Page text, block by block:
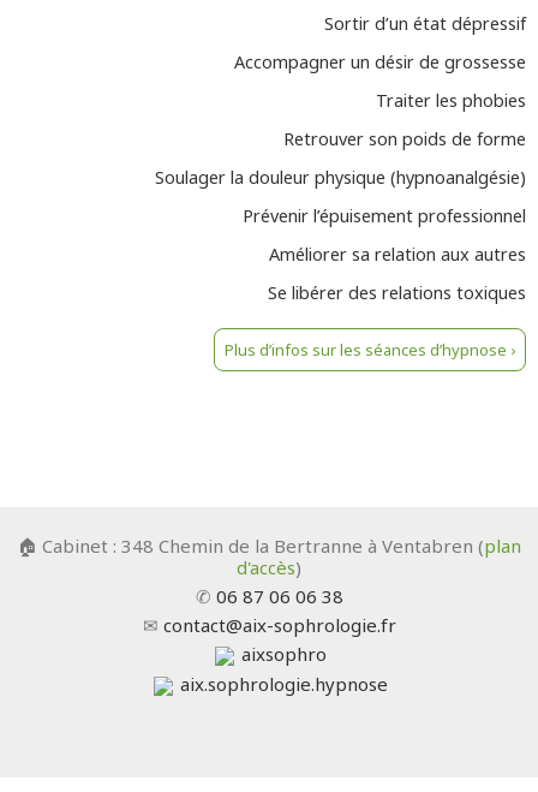
Sortir d’un état dépressif
Accompagner un désir de grossesse
Traiter les phobies
Retrouver son poids de forme
Soulager la douleur physique (hypnoanalgésie)
Prévenir l’épuisement professionnel
Améliorer sa relation aux autres
Se libérer des relations toxiques
Plus d’infos sur les séances d’hypnose ›
🏠 Cabinet : 348 Chemin de la Bertranne à Ventabren (plan
d'accès)
✆ 06 87 06 06 38
✉ contact@aix-sophrologie.fr
aixsophro
aix.sophrologie.hypnose